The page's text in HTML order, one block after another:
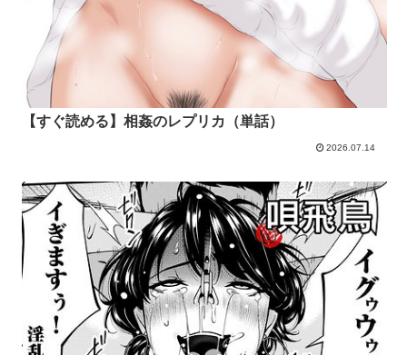
【すぐ読める】相姦のレプリカ（単話）
2026.07.14